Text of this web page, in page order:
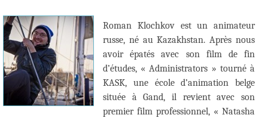
Roman Klochkov est un animateur
russe, né au Kazakhstan. Après nous
avoir épatés avec son film de fin
d’études, « Administrators » tourné à
KASK, une école d’animation belge
située à Gand, il revient avec son
premier film professionnel, « Natasha